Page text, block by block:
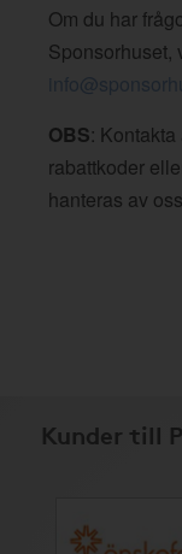
Om du har
Sponsorhuset,
OBS:
rabattkoder
hanteras av
Kunder till